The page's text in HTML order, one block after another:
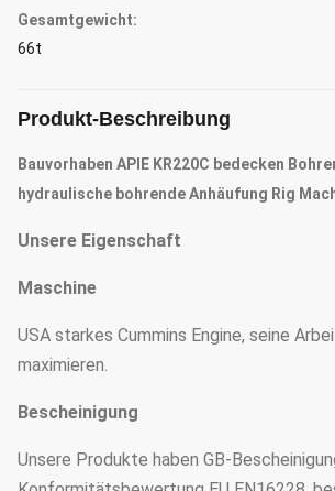
Gesamtgewicht:
66t
Produkt-Beschreibung
Bauvorhaben APIE KR220C bedecken
hydraulische bohrende Anhäufung Rig
Unsere Eigenschaft
Maschine
USA starkes Cummins Engine, seine
maximieren.
Bescheinigung
Unsere Produkte haben GB-